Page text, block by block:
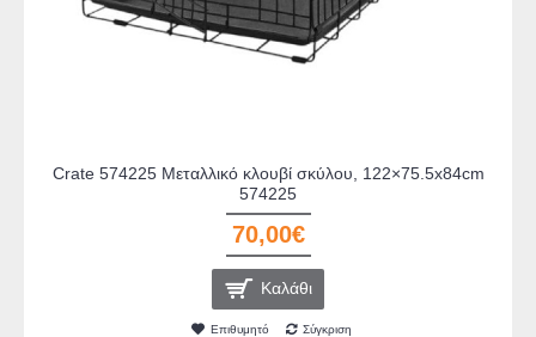
Crate 574225 Μεταλλικό κλουβί σκύλου, 122×75.5x84cm
574225
70,00€
Καλάθι
Επιθυμητό Σύγκριση